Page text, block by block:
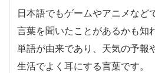
日本語でもゲームやアニメなど
言葉を聞いたことがあるかも知
単語が由来であり、天気の予報
生活でよく耳にする言葉です。